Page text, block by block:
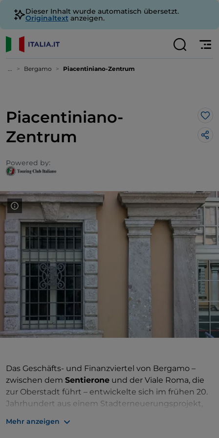
Dieser Inhalt wurde automatisch übersetzt.
Originaltext anzeigen.
... Bergamo Piacentiniano-Zentrum
Piacentiniano-
Zentrum
Powered by:
Das Geschäfts- und Finanzviertel von Bergamo –
zwischen dem Sentierone und der Viale Roma, die
zur Oberstadt führt – entwickelte sich im frühen 20.
Jahrhundert aus einem Stadterneuerungsprojekt,
und dem Architekten Marcello Piacentini anvertraut
Mehr anzeigen